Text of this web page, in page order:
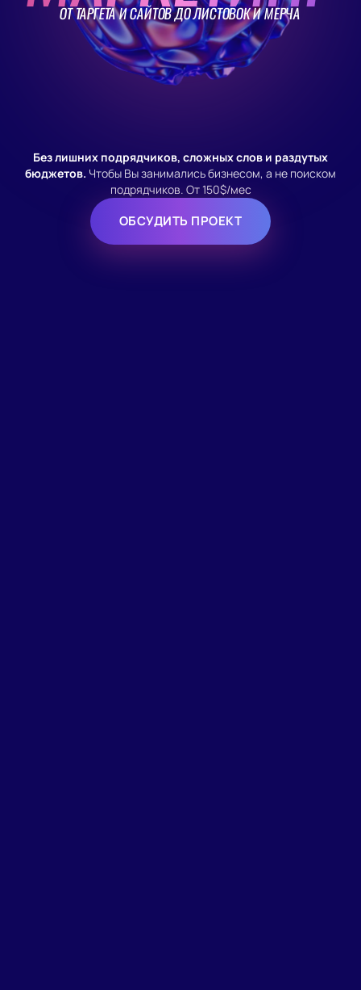
ОТ ТАРГЕТА И САЙТОВ ДО ЛИСТОВОК И МЕРЧА
Без лишних подрядчиков, сложных слов и раздутых
бюджетов. Чтобы Вы занимались бизнесом, а не поиском
подрядчиков. От 150$/мес
ОБСУДИТЬ ПРОЕКТ